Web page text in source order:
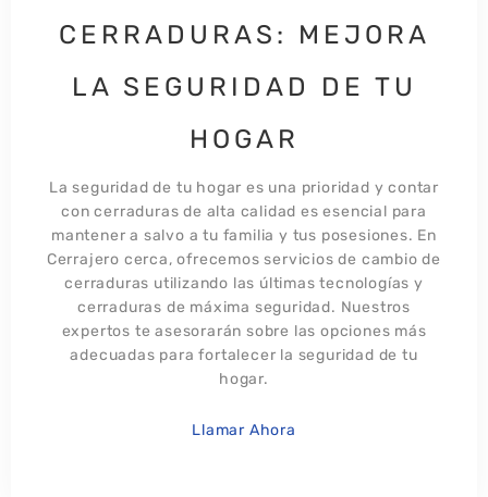
CERRADURAS: MEJORA
LA SEGURIDAD DE TU
HOGAR​
La seguridad de tu hogar es una prioridad y contar
con cerraduras de alta calidad es esencial para
mantener a salvo a tu familia y tus posesiones. En
Cerrajero cerca, ofrecemos servicios de cambio de
cerraduras utilizando las últimas tecnologías y
cerraduras de máxima seguridad. Nuestros
expertos te asesorarán sobre las opciones más
adecuadas para fortalecer la seguridad de tu
hogar.
Llamar Ahora